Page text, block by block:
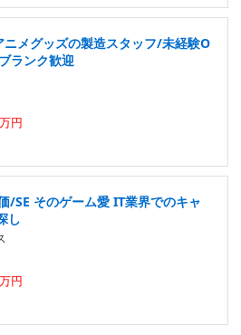
ニメグッズの製造スタッフ/未経験O
ランク歓迎
円
/SE そのゲーム愛 IT業界でのキャ
し
円